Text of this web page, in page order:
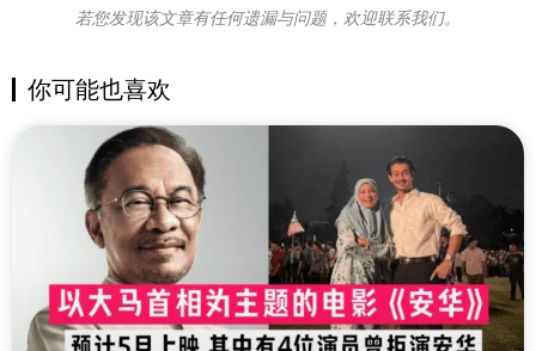
若您发现该文章有任何遗漏与问题，欢迎联系我们。
你可能也喜欢